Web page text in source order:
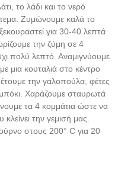
το λάδι και το νερό
Ζυμώνουμε καλά το
για 30-40 λεπτά
την ζύμη σε 4
πολύ λεπτό. Αναμιγνύουμε
μια κουταλιά στο κέντρο
την γαλοπούλα, φέτες
Χαράζουμε σταυρωτά
τα 4 κομμάτια ώστε να
την γεμισή μας.
στους 200° C για 20